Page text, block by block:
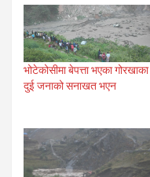
भोटेकोसीमा बेपत्ता भएका गोरखाका
दुई जनाको सनाखत भएन